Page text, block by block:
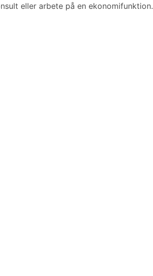
eller arbete på en ekonomifunktion.